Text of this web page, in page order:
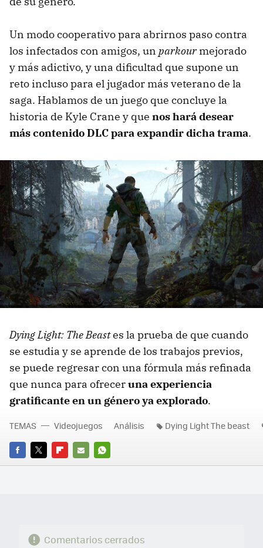
Un modo cooperativo para abrirnos paso contra
los infectados con amigos, un parkourmejorado
y más adictivo, y una dificultad que supone un
reto incluso para el jugador más veterano de la
saga. Hablamos de un juego que concluye la
historia de Kyle Crane y que nos hará desear
más contenido DLC para expandir dicha trama.
Dying Light: The Beastes la prueba de que cuando
se estudia y se aprende de los trabajos previos,
se puede regresar con una fórmula más refinada
que nunca para ofreceruna experiencia
gratificante en un género ya explorado.
FACEBOOK
TWITTERFLIPBOARD
E-
WHATSAPP
TEMAS Videojuegos Análisis Dying Light The beast
Comentarios cerrados